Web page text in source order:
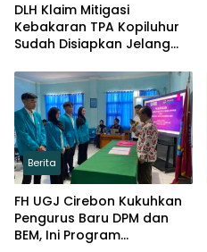
DLH Klaim Mitigasi
Kebakaran TPA Kopiluhur
Sudah Disiapkan Jelang
Berita
FH UGJ Cirebon Kukuhkan
Pengurus Baru DPM dan
BEM, Ini Program